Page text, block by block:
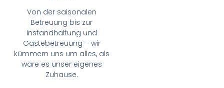
Von der saisonalen
Betreuung bis zur
Instandhaltung und
Gästebetreuung – wir
kümmern uns um alles, als
wäre es unser eigenes
Zuhause.